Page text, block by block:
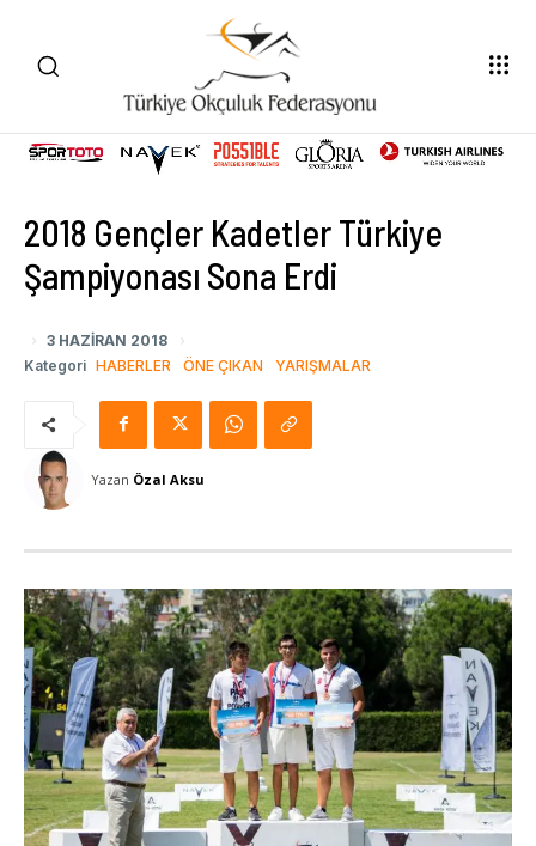
2018 Gençler Kadetler Türkiye
Şampiyonası Sona Erdi
3 HAZIRAN 2018
Kategori HABERLER ÖNE ÇIKAN YARIŞMALAR
Yazan Özal Aksu